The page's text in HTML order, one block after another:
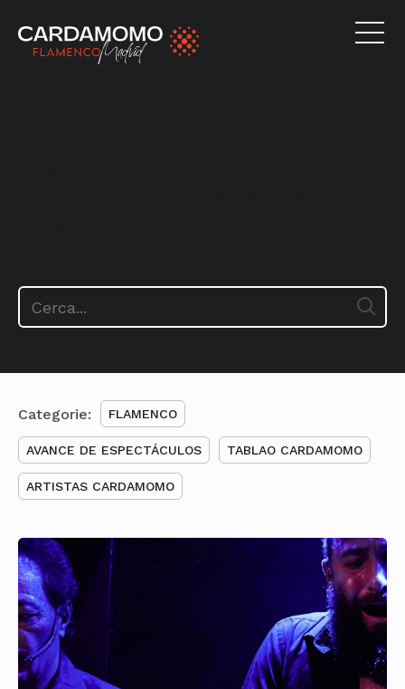
Categorie: FLAMENCO
AVANCE DE ESPECTÁCULOS TABLAO CARDAMOMO
ARTISTAS CARDAMOMO